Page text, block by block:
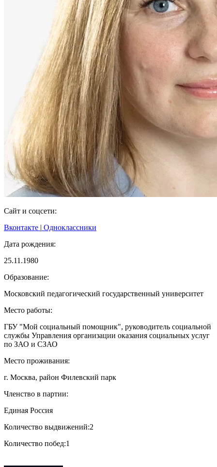
Сайт и соцсети:
Вконтакте | Одноклассники
Дата рождения:
25.11.1980
Образование:
Московский педагогический государственный университет
Место работы:
ГБУ "Мой социальный помощник", руководитель социальной
службы Управления организации оказания социальных услуг
по ЗАО и СЗАО
Место проживания:
г. Москва, район Филевский парк
Членство в партии:
Единая Россия
Количество выдвижений:2
Количество побед:1